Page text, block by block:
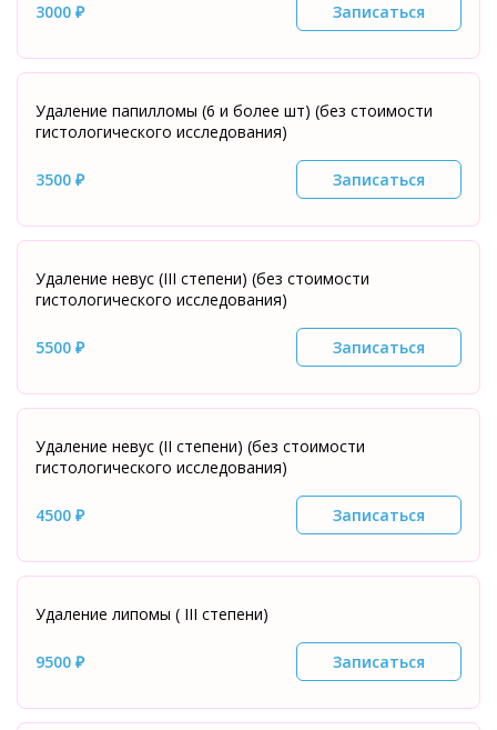
3000 ₽ Записаться
Удаление папилломы (6 и более шт) (без стоимости
гистологического исследования)
3500 ₽ Записаться
Удаление невус (III степени) (без стоимости
гистологического исследования)
5500 ₽ Записаться
Удаление невус (II степени) (без стоимости
гистологического исследования)
4500 ₽ Записаться
Удаление липомы ( III степени)
9500 ₽ Записаться